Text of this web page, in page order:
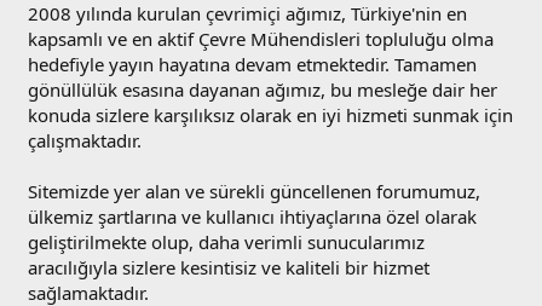
2008 yılında kurulan çevrimiçi ağımız, Türkiye'nin en
kapsamlı ve en aktif Çevre Mühendisleri topluluğu olma
hedefiyle yayın hayatına devam etmektedir. Tamamen
gönüllülük esasına dayanan ağımız, bu mesleğe dair her
konuda sizlere karşılıksız olarak en iyi hizmeti sunmak için
çalışmaktadır.
Sitemizde yer alan ve sürekli güncellenen forumumuz,
ülkemiz şartlarına ve kullanıcı ihtiyaçlarına özel olarak
geliştirilmekte olup, daha verimli sunucularımız
aracılığıyla sizlere kesintisiz ve kaliteli bir hizmet
sağlamaktadır.